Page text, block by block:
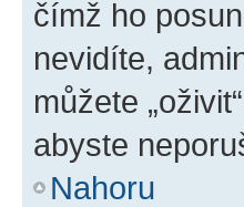
čímž ho
nevidíte,
můžete
abyste
Nahoru